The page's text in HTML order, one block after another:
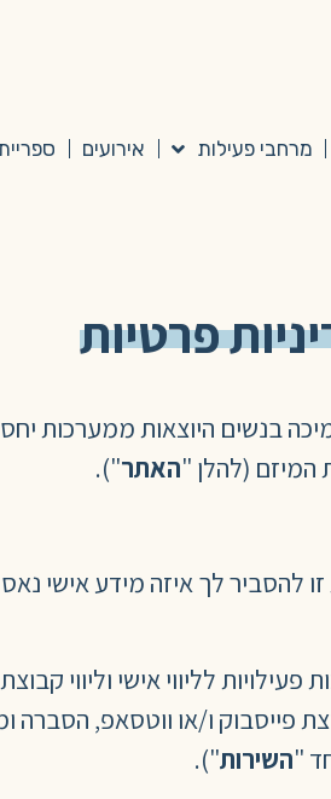
מרחבי פעילות אירועים
פרטיות
בנשים היוצאות ממערכות
המיזם (להלן "האתר").
להסביר לך איזה מידע אישי
לליווי אישי וליווי
ו/או ווטסאפ, הסברה
"השירות").